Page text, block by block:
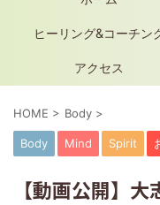
ヒーリング&コーチン
アクセス
HOME > Body >
Body Mind Spirit
【動画公開】